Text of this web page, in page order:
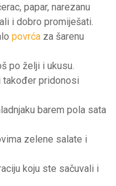
papar, narezanu
i dobro promiješati.
povrća za šarenu
po želji i ukusu.
također pridonosi
barem pola sata
zelene salate i
koju ste sačuvali i